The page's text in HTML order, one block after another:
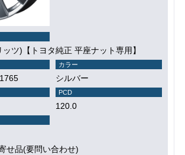
ツ)【トヨタ純正 平座ナット専用】
カラー
シルバー
PCD
120.0
せ品(要問い合わせ)